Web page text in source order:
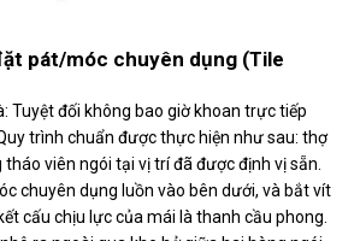
pát/móc chuyên dụng (Tile
Tuyệt đối không bao giờ khoan trực tiếp
trình chuẩn được thực hiện như sau: thợ
viên ngói tại vị trí đã được định vị sẵn.
chuyên dụng luồn vào bên dưới, và bắt vít
cấu chịu lực của mái là thanh cầu phong.